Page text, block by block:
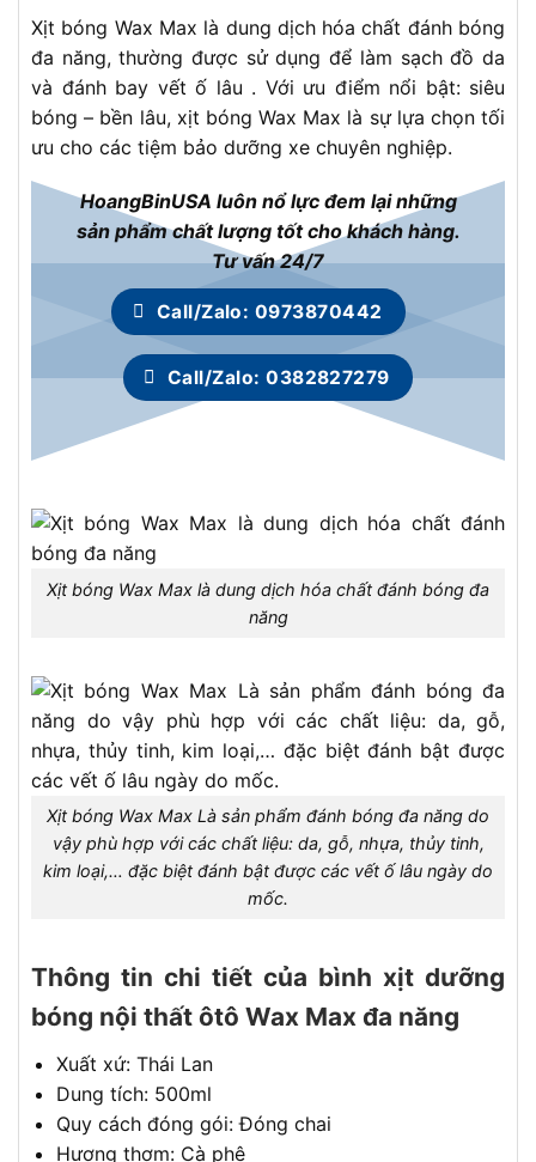
Xịt bóng Wax Max là dung dịch hóa chất đánh bóng
đa năng, thường được sử dụng để làm sạch đồ da
và đánh bay vết ố lâu . Với ưu điểm nổi bật: siêu
bóng – bền lâu, xịt bóng Wax Max là sự lựa chọn tối
ưu cho các tiệm bảo dưỡng xe chuyên nghiệp.
HoangBinUSA luôn nổ lực đem lại những
sản phẩm chất lượng tốt cho khách hàng.
Tư vấn 24/7
Call/Zalo: 0973870442
Call/Zalo: 0382827279
Xịt bóng Wax Max là dung dịch hóa chất đánh bóng đa
năng
Xịt bóng Wax Max Là sản phẩm đánh bóng đa năng do
vậy phù hợp với các chất liệu: da, gỗ, nhựa, thủy tinh,
kim loại,… đặc biệt đánh bật được các vết ố lâu ngày do
mốc.
Thông tin chi tiết của bình xịt dưỡng
bóng nội thất ôtô Wax Max đa năng
Xuất xứ: Thái Lan
Dung tích: 500ml
Quy cách đóng gói: Đóng chai
Hương thơm: Cà phê